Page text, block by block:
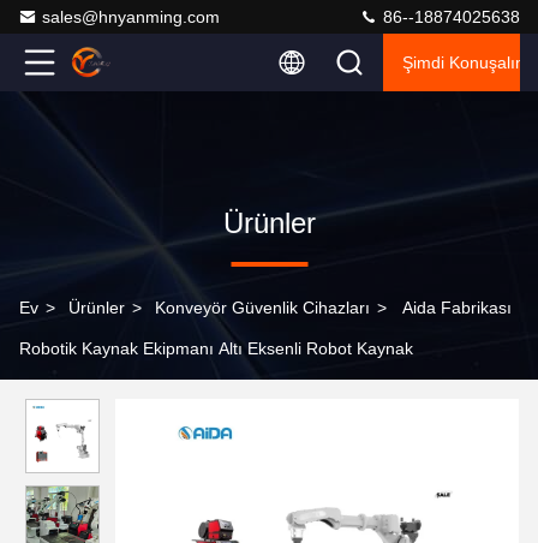
sales@hnyanming.com 86--18874025638
Şimdi Konuşalım.
Ürünler
Ev > Ürünler > Konveyör Güvenlik Cihazları > Aida Fabrikası
Robotik Kaynak Ekipmanı Altı Eksenli Robot Kaynak